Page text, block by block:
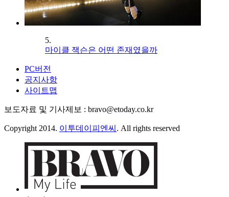
5.
마이클 잭슨은 어떤 존재였을까
PC버전
공지사항
사이트맵
보도자료 및 기사제보 : bravo@etoday.co.kr
Copyright 2014. 이투데이피엔씨 . All rights reserved